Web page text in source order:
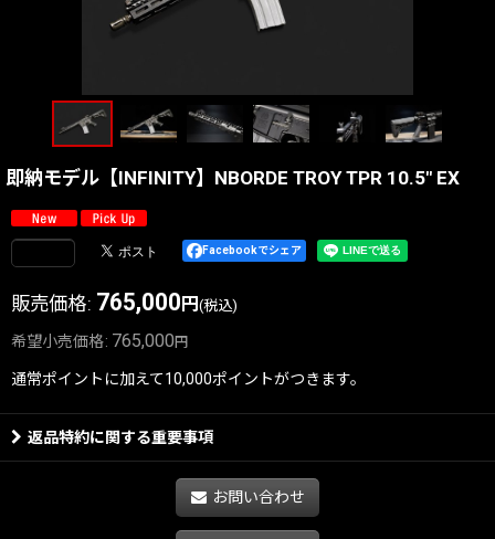
即納モデル【INFINITY】NBORDE TROY TPR 10.5" EX
Facebookでシェア
販売価格: 765,000 円 (税込)
希望小売価格: 765,000 円
通常ポイントに加えて10,000ポイントがつきます。
返品特約に関する重要事項
お問い合わせ